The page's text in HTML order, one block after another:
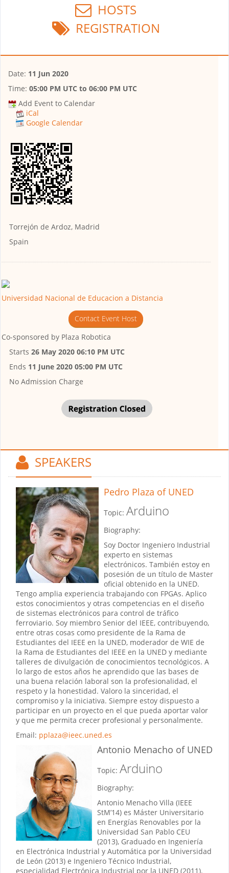
HOSTS
REGISTRATION
Date: 11 Jun 2020
Time: 05:00 PM UTC to 06:00 PM UTC
Add Event to Calendar
iCal
Google Calendar
Torrejón de Ardoz, Madrid
Spain
Universidad Nacional de Educacion a Distancia
Contact Event Host
Co-sponsored by Plaza Robotica
Starts 26 May 2020 06:10 PM UTC
Ends 11 June 2020 05:00 PM UTC
No Admission Charge
SPEAKERS
Pedro Plaza of UNED
Topic: Arduino
Biography:
Soy Doctor Ingeniero Industrial
experto en sistemas
electrónicos. También estoy en
posesión de un título de Master
oficial obtenido en la UNED.
Tengo amplia experiencia trabajando con FPGAs. Aplico
estos conocimientos y otras competencias en el diseño
de sistemas electrónicos para control de tráfico
ferroviario. Soy miembro Senior del IEEE, contribuyendo,
entre otras cosas como presidente de la Rama de
Estudiantes del IEEE en la UNED, moderador de WIE de
la Rama de Estudiantes del IEEE en la UNED y mediante
talleres de divulgación de conocimientos tecnológicos. A
lo largo de estos años he aprendido que las bases de
una buena relación laboral son la profesionalidad, el
respeto y la honestidad. Valoro la sinceridad, el
compromiso y la iniciativa. Siempre estoy dispuesto a
participar en un proyecto en el que pueda aportar valor
y que me permita crecer profesional y personalmente.
Email: pplaza@ieec.uned.es
Antonio Menacho of UNED
Topic: Arduino
Biography:
Antonio Menacho Villa (IEEE
StM’14) es Máster Universitario
en Energías Renovables por la
Universidad San Pablo CEU
(2013), Graduado en Ingeniería
en Electrónica Industrial y Automática por la Universidad
de León (2013) e Ingeniero Técnico Industrial,
especialidad Electrónica Industrial por la UNED (2011).